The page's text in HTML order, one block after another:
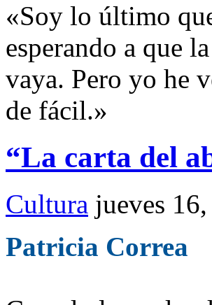
«Soy lo último
esperando a que
vaya. Pero yo he
de fácil.»
“La carta del
Cultura jueves
Patricia Correa